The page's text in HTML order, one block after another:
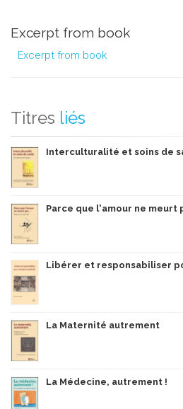
Excerpt from book
Excerpt from book
Titres liés
Interculturalité et soins de
Parce que l'amour ne meurt
Libérer et responsabiliser
La Maternité autrement
La Médecine, autrement !